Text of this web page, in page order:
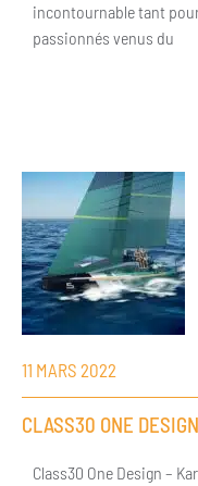
incontournable tant
passionnés venus du
11 MARS 2022
CLASS30 ONE
Class30 One Design –